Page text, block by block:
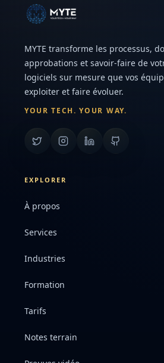
MYTE transforme les processus,
approbations et savoir-faire de
logiciels sur mesure que vos
exploiter et faire évoluer.
YOUR TECH. YOUR WAY.
EXPLORER
À propos
Services
Industries
Formation
Tarifs
Notes terrain